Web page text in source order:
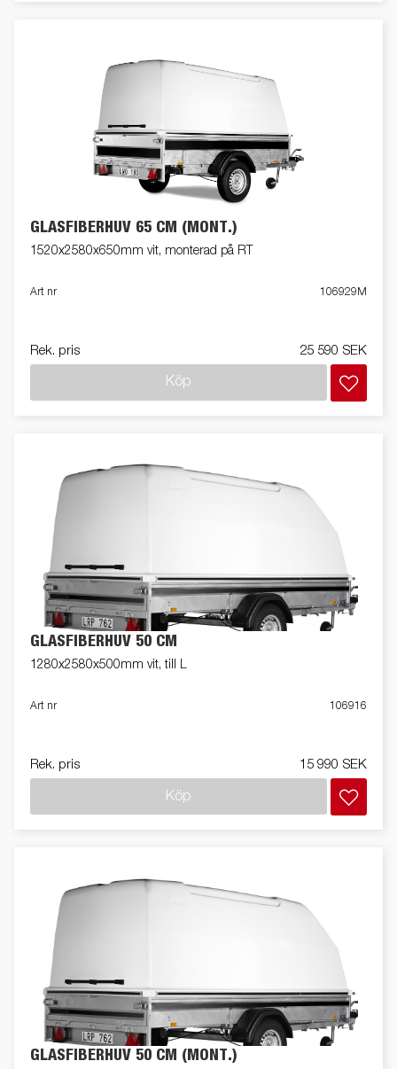
GLASFIBERHUV 65 CM (MONT.)
1520x2580x650mm vit, monterad på RT
Art nr 106929M
Rek. pris 25 590 SEK
Köp
GLASFIBERHUV 50 CM
1280x2580x500mm vit, till L
Art nr 106916
Rek. pris 15 990 SEK
Köp
GLASFIBERHUV 50 CM (MONT.)